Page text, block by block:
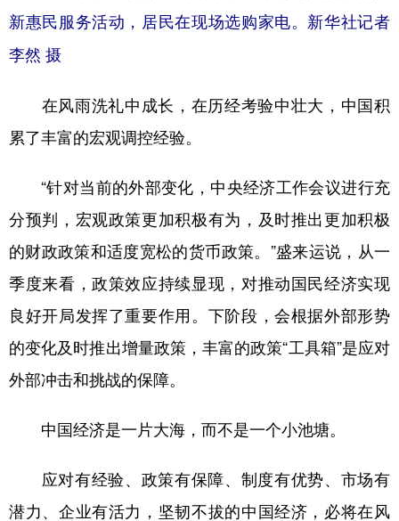
新惠民服务活动，居民在现场选购家电。新华社记者
李然 摄
在风雨洗礼中成长，在历经考验中壮大，中国积
累了丰富的宏观调控经验。
“针对当前的外部变化，中央经济工作会议进行充
分预判，宏观政策更加积极有为，及时推出更加积极
的财政政策和适度宽松的货币政策。”盛来运说，从一
季度来看，政策效应持续显现，对推动国民经济实现
良好开局发挥了重要作用。下阶段，会根据外部形势
的变化及时推出增量政策，丰富的政策“工具箱”是应对
外部冲击和挑战的保障。
中国经济是一片大海，而不是一个小池塘。
应对有经验、政策有保障、制度有优势、市场有
潜力、企业有活力，坚韧不拔的中国经济，必将在风